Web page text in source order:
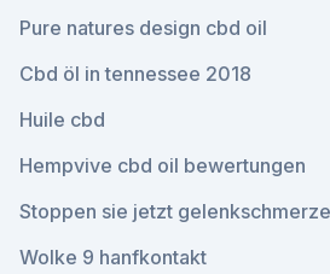
Pure natures design cbd oil
Cbd öl in tennessee 2018
Huile cbd
Hempvive cbd oil bewertungen
Stoppen sie jetzt
Wolke 9 hanfkontakt